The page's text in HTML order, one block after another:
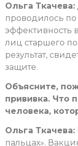
Ольга Ткачева:
проводилось по
эффективность
лиц старшего
результат,
защите.
Объясните,
прививка. Что
человека,
Ольга Ткачева:
пальцах».